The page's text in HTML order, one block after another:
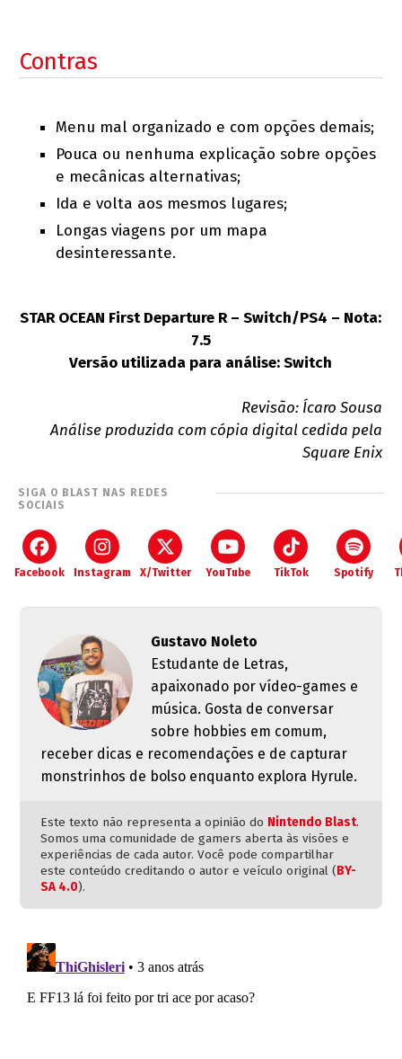
Contras
Menu mal organizado e com opções demais;
Pouca ou nenhuma explicação sobre opções
e mecânicas alternativas;
Ida e volta aos mesmos lugares;
Longas viagens por um mapa
desinteressante.
STAR OCEAN First Departure R – Switch/PS4 – Nota:
7.5
Versão utilizada para análise: Switch
Revisão: Ícaro Sousa
Análise produzida com cópia digital cedida pela
Square Enix
SIGA O BLAST NAS REDES
SOCIAIS
Facebook Instagram X/Twitter YouTube TikTok Spotify
Gustavo Noleto
Estudante de Letras,
apaixonado por vídeo-games e
música. Gosta de conversar
sobre hobbies em comum,
receber dicas e recomendações e de capturar
monstrinhos de bolso enquanto explora Hyrule.
Este texto não representa a opinião do Nintendo Blast.
Somos uma comunidade de gamers aberta às visões e
experiências de cada autor. Você pode compartilhar
este conteúdo creditando o autor e veículo original (BY-
SA 4.0).